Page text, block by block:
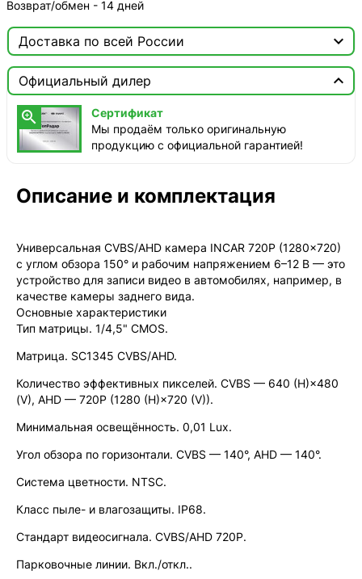
Возврат/обмен - 14 дней
Доставка по всей России 
 Москва
ТопРадар — Курьер
сегодня, от 350 ₽
ТопРадар — Самовывоз
СДЭК — Курьер
1-3 дня, от 385 ₽
Официальный дилер


Сертификат
Мы продаём только оригинальную
продукцию с официальной гарантией!
Описание и комплектация
Универсальная CVBS/AHD камера INCAR 720P (1280×720)
с углом обзора 150° и рабочим напряжением 6–12 В — это
устройство для записи видео в автомобилях, например, в
качестве камеры заднего вида.
Основные характеристики
Тип матрицы. 1/4,5" CMOS.
Матрица. SC1345 CVBS/AHD.
Количество эффективных пикселей. CVBS — 640 (H)×480
(V), AHD — 720P (1280 (H)×720 (V)).
Минимальная освещённость. 0,01 Lux.
Угол обзора по горизонтали. CVBS — 140°, AHD — 140°.
Система цветности. NTSC.
Класс пыле- и влагозащиты. IP68.
Стандарт видеосигнала. CVBS/AHD 720P.
Парковочные линии. Вкл./откл..